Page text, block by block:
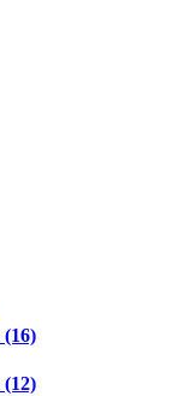
(16)
(12)